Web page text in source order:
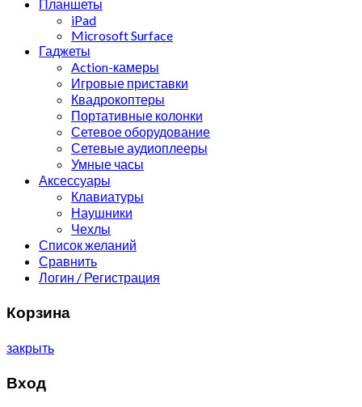
Планшеты
iPad
Microsoft Surface
Гаджеты
Action-камеры
Игровые приставки
Квадрокоптеры
Портативные колонки
Сетевое оборудование
Сетевые аудиоплееры
Умные часы
Аксессуары
Клавиатуры
Наушники
Чехлы
Список желаний
Сравнить
Логин / Регистрация
Корзина
закрыть
Вход